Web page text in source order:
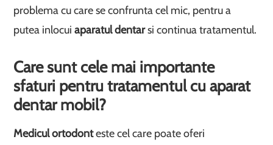
problema cu care se confrunta cel mic, pentru a
putea inlocuiaparatul dentarsi continua tratamentul.
Care sunt cele mai importante
sfaturi pentru tratamentul cu aparat
dentar mobil?
Medicul ortodonteste cel care poate oferi